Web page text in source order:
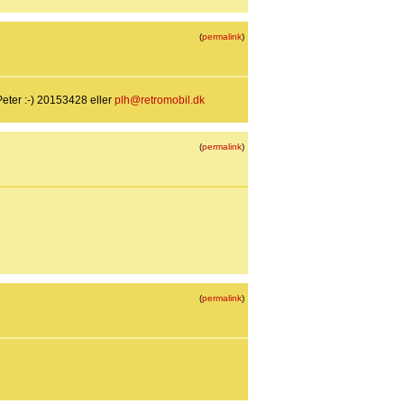
(permalink)
:-) 20153428 eller plh@retromobil.dk
(permalink)
(permalink)